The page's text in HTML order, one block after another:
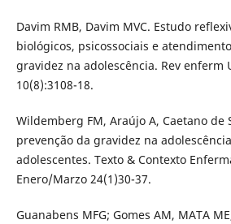
Davim RMB, Davim MVC. Estudo
biológicos, psicossociais e
gravidez na adolescência. Rev enferm
10(8):3108-18.
Wildemberg FM, Araújo A, Caetano de
prevenção da gravidez na
adolescentes. Texto & Contexto
Enero/Marzo 24(1)30-37.
Guanabens MFG; Gomes AM, MATA